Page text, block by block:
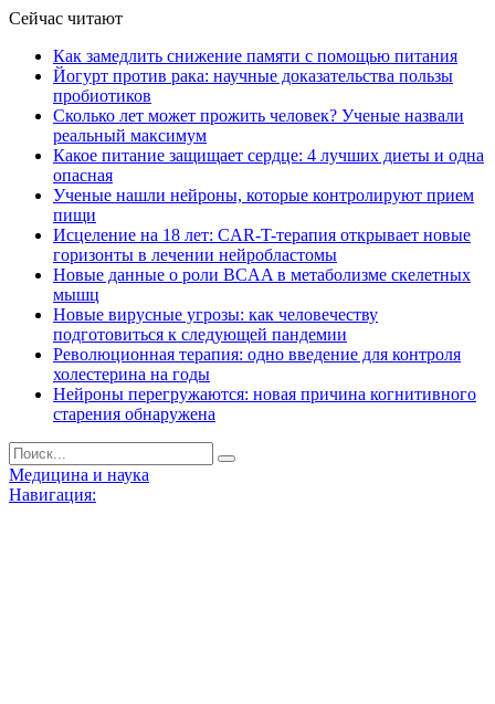
Сейчас читают
Как замедлить снижение памяти с помощью питания
Йогурт против рака: научные доказательства пользы
пробиотиков
Сколько лет может прожить человек? Ученые назвали
реальный максимум
Какое питание защищает сердце: 4 лучших диеты и одна
опасная
Ученые нашли нейроны, которые контролируют прием
пищи
Исцеление на 18 лет: CAR-T-терапия открывает новые
горизонты в лечении нейробластомы
Новые данные о роли BCAA в метаболизме скелетных
мышц
Новые вирусные угрозы: как человечеству
подготовиться к следующей пандемии
Революционная терапия: одно введение для контроля
холестерина на годы
Нейроны перегружаются: новая причина когнитивного
старения обнаружена
Медицина и наука
Навигация: